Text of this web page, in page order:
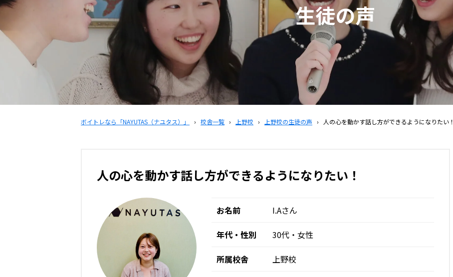
生徒の声
ボイトレなら「NAYUTAS（ナユタス）」 › 校舎一覧 › 上野校 › 上野校の生徒の声 › 人の心を動かす話し方ができるようになりたい！
人の心を動かす話し方ができるようになりたい！
お名前 I.Aさん
年代・性別 30代・女性
所属校舎 上野校